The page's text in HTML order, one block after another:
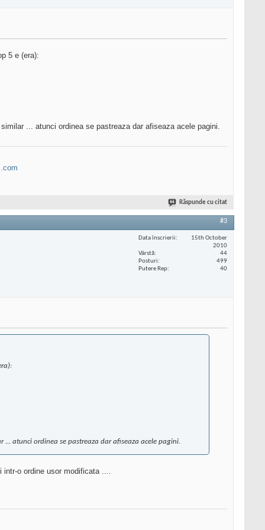
5 e (era):
... atunci ordinea se pastreaza dar afiseaza acele pagini.
Răspunde cu citat
#3
Data înscrierii
15th October
2010
Vârstă
44
Posturi
499
Putere Rep
40
atunci ordinea se pastreaza dar afiseaza acele pagini.
intr-o ordine usor modificata ....